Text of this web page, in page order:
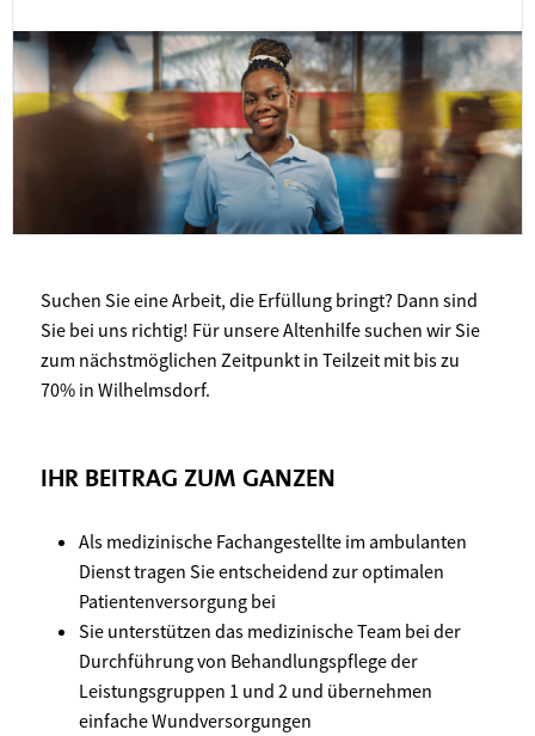
Suchen Sie eine Arbeit, die Erfüllung bringt? Dann sind
Sie bei uns richtig! Für unsere Altenhilfe suchen wir Sie
zum nächstmöglichen Zeitpunkt in Teilzeit mit bis zu
70% in Wilhelmsdorf.
IHR BEITRAG ZUM GANZEN
Als medizinische Fachangestellte im ambulanten
Dienst tragen Sie entscheidend zur optimalen
Patientenversorgung bei
Sie unterstützen das medizinische Team bei der
Durchführung von Behandlungspflege der
Leistungsgruppen 1 und 2 und übernehmen
einfache Wundversorgungen